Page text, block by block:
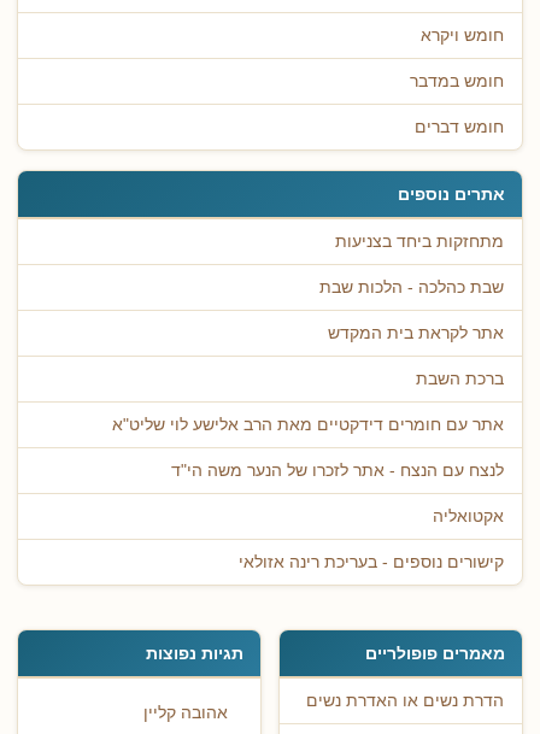
חומש ויקרא
חומש במדבר
חומש דברים
אתרים נוספים
מתחזקות ביחד בצניעות
שבת כהלכה - הלכות שבת
אתר לקראת בית המקדש
ברכת השבת
אתר עם חומרים דידקטיים מאת הרב אלישע לוי שליט"א
לנצח עם הנצח - אתר לזכרו של הנער משה הי"ד
אקטואליה
קישורים נוספים - בעריכת רינה אזולאי
מאמרים פופולריים
הדרת נשים או האדרת נשים
תגיות נפוצות
אהובה קליין